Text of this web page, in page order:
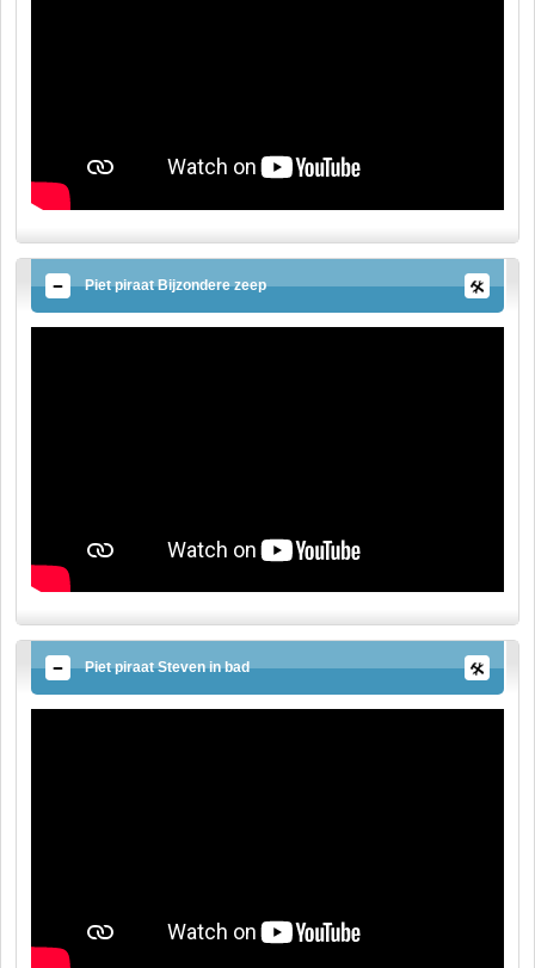
Piet piraat Bijzondere zeep
Piet piraat Steven in bad